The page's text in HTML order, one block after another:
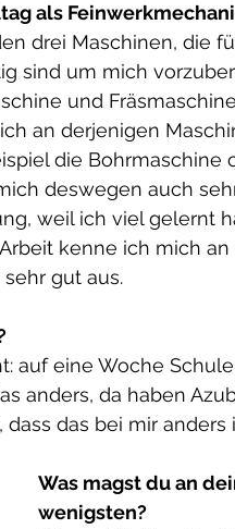
als
drei Maschinen, die
sind um mich
und
an derjenigen
die Bohrmaschine
deswegen auch
weil ich viel gelernt
kenne ich mich an
gut aus.
auf eine Woche
anders, da haben
dass das bei mir anders
Was magst du an
wenigsten?